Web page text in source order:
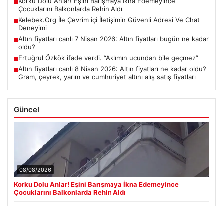
■
Çocuklarını Balkonlarda Rehin Aldı
■Kelebek.Org İle Çevrim içi İletişimin Güvenli Adresi Ve Chat
Deneyimi
■Altın fiyatları canlı 7 Nisan 2026: Altın fiyatları bugün ne kadar
oldu?
■Ertuğrul Özkök ifade verdi. “Aklımın ucundan bile geçmez”
■Altın fiyatları canlı 8 Nisan 2026: Altın fiyatları ne kadar oldu?
Gram, çeyrek, yarım ve cumhuriyet altını alış satış fiyatları
Güncel
08/08/2026
Korku Dolu Anlar! Eşini Barışmaya İkna Edemeyince
Çocuklarını Balkonlarda Rehin Aldı